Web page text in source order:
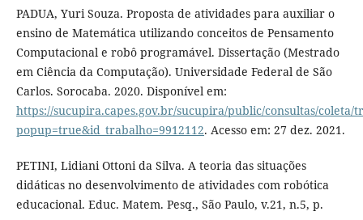
PADUA, Yuri Souza. Proposta de atividades para auxiliar o
ensino de Matemática utilizando conceitos de Pensamento
Computacional e robô programável. Dissertação (Mestrado
em Ciência da Computação). Universidade Federal de São
Carlos. Sorocaba. 2020. Disponível em:
https://sucupira.capes.gov.br/sucupira/public/consultas/coleta/
popup=true&id_trabalho=9912112. Acesso em: 27 dez. 2021.
PETINI, Lidiani Ottoni da Silva. A teoria das situações
didáticas no desenvolvimento de atividades com robótica
educacional. Educ. Matem. Pesq., São Paulo, v.21, n.5, p.